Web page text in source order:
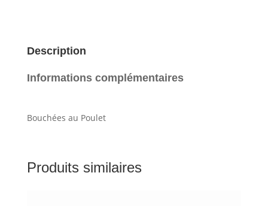
Description
Informations complémentaires
Bouchées au Poulet
Produits similaires